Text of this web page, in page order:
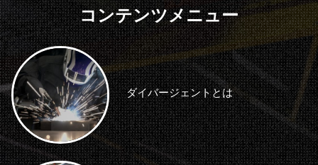
コンテンツメニュー
ダイバージェントとは